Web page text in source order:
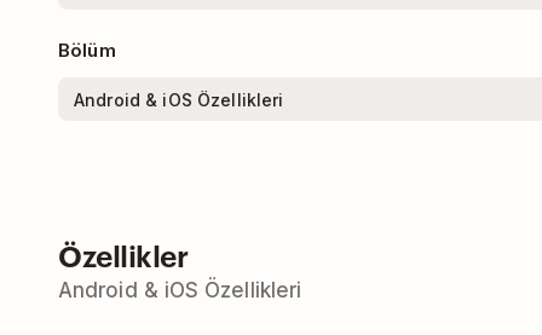
Bölüm
Özellikler
Android & iOS Özellikleri